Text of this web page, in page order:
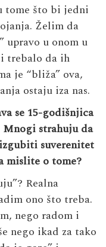
tome što bi jedni
Želim da
upravo u onom u
trebalo da ih
je “bliža” ova,
ostaju iza nas.
se 15-godišnjica
Mnogi strahuju da
suverenitet
mislite o tome?
Realna
ono što treba.
nego radom i
nego ikad za tako